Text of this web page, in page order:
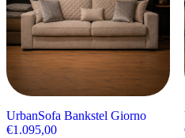
UrbanSofa Bankstel Giorno
€1.095,00